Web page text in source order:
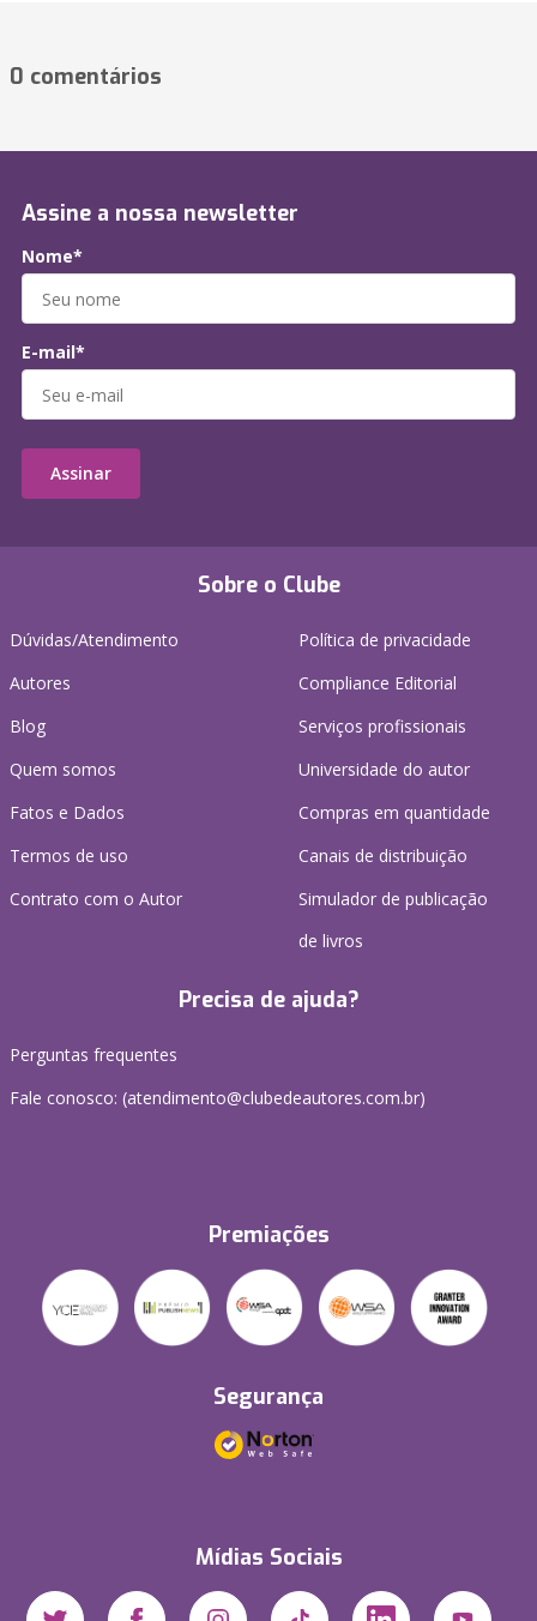
0 comentários
Sobre o Clube
Dúvidas/Atendimento
Autores
Blog
Quem somos
Fatos e Dados
Termos de uso
Contrato com o Autor
Política de privacidade
Compliance Editorial
Serviços profissionais
Universidade do autor
Compras em quantidade
Canais de distribuição
Simulador de publicação
de livros
Precisa de ajuda?
Perguntas frequentes
Fale conosco: (atendimento@clubedeautores.com.br)
Premiações
Segurança
Mídias Sociais
Assine a nossa newsletter
Nome*
E-mail*
Assinar